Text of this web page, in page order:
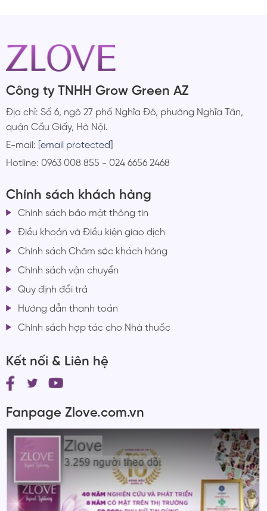
Công ty TNHH Grow Green AZ
Địa chỉ: Số 6, ngõ 27 phố Nghĩa Đô, phường Nghĩa Tân,
quận Cầu Giấy, Hà Nội.
E-mail: [email protected]
Hotline: 0963 008 855 - 024 6656 2468
Chính sách khách hàng
Chính sách bảo mật thông tin
Điều khoản và Điều kiện giao dịch
Chính sách Chăm sóc khách hàng
Chính sách vận chuyển
Quy định đổi trả
Hướng dẫn thanh toán
Chính sách hợp tác cho Nhà thuốc
Kết nối & Liên hệ
Fanpage Zlove.com.vn